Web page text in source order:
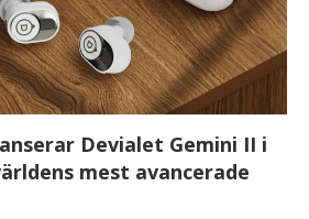
Devialet Gemini II i
mest avancerade